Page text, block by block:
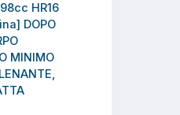
HR16
DOPO
MINIMO